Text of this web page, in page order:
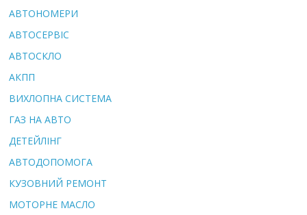
АВТОНОМЕРИ
АВТОСЕРВІС
АВТОСКЛО
АКПП
ВИХЛОПНА СИСТЕМА
ГАЗ НА АВТО
ДЕТЕЙЛІНГ
АВТОДОПОМОГА
КУЗОВНИЙ РЕМОНТ
МОТОРНЕ МАСЛО